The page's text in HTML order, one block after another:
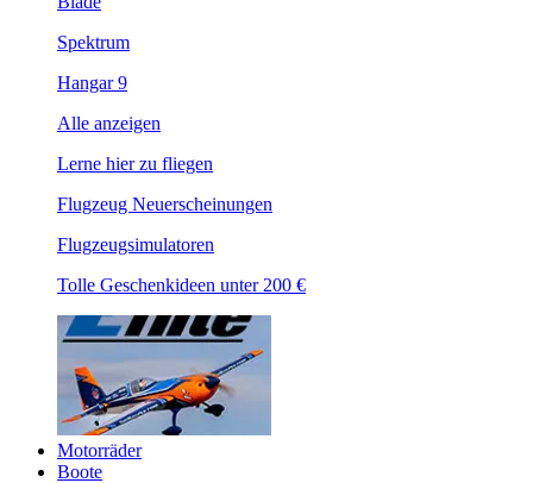
Spektrum
Hangar 9
Alle anzeigen
Lerne hier zu fliegen
Flugzeug Neuerscheinungen
Flugzeugsimulatoren
Tolle Geschenkideen unter 200 €
Motorräder
Boote